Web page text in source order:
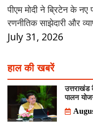
पीएम मोदी ने ब्रिटेन के नए
रणनीतिक साझेदारी और
July 31, 2026
हाल की खबरें
उत्तराखंड
पालन